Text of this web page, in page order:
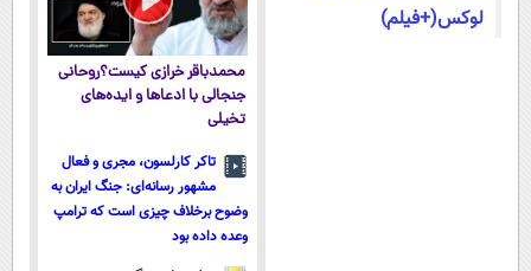
لوکس(+فیلم)
محمدباقر خرازی کیست؟روحانی
جنجالی با ادعاها و ایده‌های
تخیلی
تاکر کارلسون، مجری و فعال
مشهور رسانه‌ای: جنگ ایران به
وضوح برخلاف چیزی است که ترامپ
وعده داده بود